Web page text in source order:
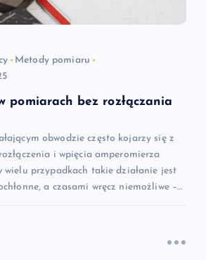
Metody pomiaru
pomiarach bez rozłączania
obwodzie często kojarzy się z
i wpięcia amperomierza
wielu przypadkach takie działanie jest
a czasami wręcz niemożliwe –…